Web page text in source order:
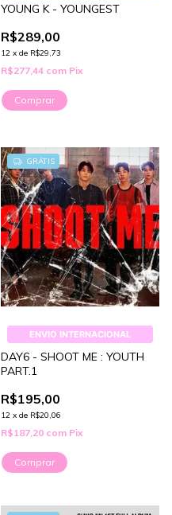
YOUNG K - YOUNGEST
R$289,00
12 x de R$29,73
R$277,44 com Pix
Comprar
GRÁTIS
ENVIO INTERNACIONAL
DAY6 - SHOOT ME : YOUTH
PART.1
R$195,00
12 x de R$20,06
R$187,20 com Pix
Comprar